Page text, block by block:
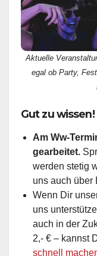
Aktuelle
egal ob Party,
Gut zu wissen!
Am Ww-
gearbeitet.
werden stetig
uns auch über
Wenn Dir
uns
auch in der
2,- € – kannst
schnell